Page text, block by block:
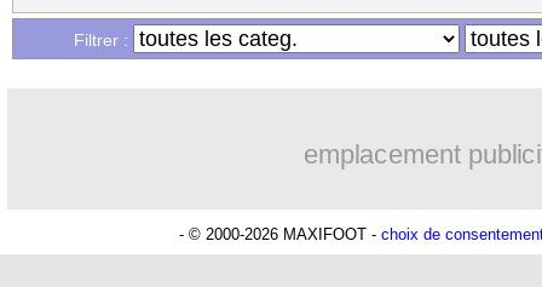
Filtrer :
emplacement
- © 2000-2026 MAXIFOOT - choix de